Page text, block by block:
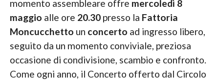
momento assembleare offre mercoledì 8
maggio alle ore 20.30presso la Fattoria
Moncucchetto un concerto ad ingresso libero,
seguito da un momento conviviale, preziosa
occasione di condivisione, scambio e confronto.
Come ogni anno, il Concerto offerto dal Circolo